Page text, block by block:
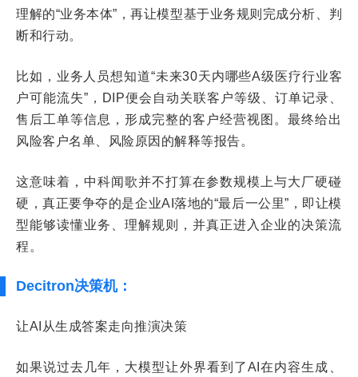
理解的“业务本体”，再让模型基于业务规则完成分析、判
断和行动。
比如，业务人员想知道“未来30天内哪些A级医疗行业客
户可能流失”，DIP便会自动关联客户等级、订单记录、
售后工单等信息，形成完整的客户经营视图。最终给出
风险客户名单、风险原因的解释等报告。
这意味着，中科闻歌并不打算在参数规模上与大厂硬碰
硬，真正要争夺的是企业AI落地的“最后一公里”，即让模
型能够读懂业务、理解规则，并真正进入企业的决策流
程。
Decitron决策机：
让AI从生成答案走向推演决策
如果说过去几年，大模型让外界看到了AI在内容生成、